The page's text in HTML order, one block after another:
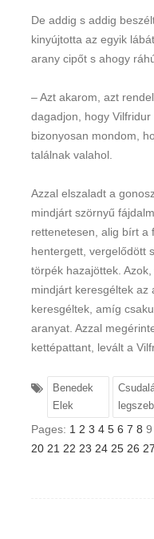
De addig s addig
kinyújtotta az egyik
arany cipőt s ahogy
– Azt akarom, azt
dagadjon, hogy Vilfridur
bizonyosan mondom,
találnak valahol.
Azzal elszaladt a
mindjárt szörnyű
rettenetesen, alig bírt a
hentergett, vergelődött
törpék hazajöttek.
mindjárt keresgéltek az
keresgéltek, amíg
aranyat. Azzal
kettépattant, levált a
Benedek
Elek
Pages: 1 2 3 4 5 6 7 8 9
20 21 22 23 24 25 26 27